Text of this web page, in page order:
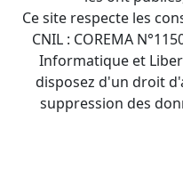
Ce site respecte les
CNIL : COREMA
Informatique et
disposez d'un droit
suppression des